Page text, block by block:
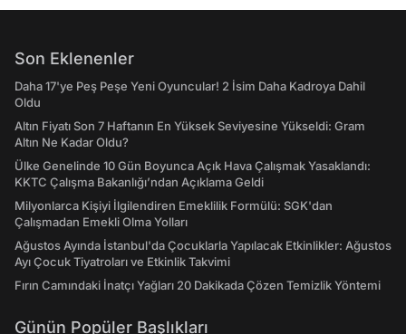
Son Eklenenler
Daha 17'ye Peş Peşe Yeni Oyuncular! 2 İsim Daha Kadroya Dahil
Oldu
Altın Fiyatı Son 7 Haftanın En Yüksek Seviyesine Yükseldi: Gram
Altın Ne Kadar Oldu?
Ülke Genelinde 10 Gün Boyunca Açık Hava Çalışmak Yasaklandı:
KKTC Çalışma Bakanlığı’ndan Açıklama Geldi
Milyonlarca Kişiyi İlgilendiren Emeklilik Formülü: SGK'dan
Çalışmadan Emekli Olma Yolları
Ağustos Ayında İstanbul'da Çocuklarla Yapılacak Etkinlikler: Ağustos
Ayı Çocuk Tiyatroları ve Etkinlik Takvimi
Fırın Camındaki İnatçı Yağları 20 Dakikada Çözen Temizlik Yöntemi
Günün Popüler Başlıkları